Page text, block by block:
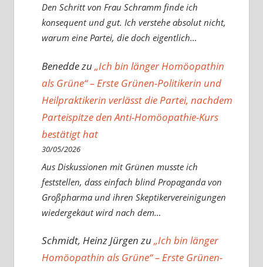
Den Schritt von Frau Schramm finde ich
konsequent und gut. Ich verstehe absolut nicht,
warum eine Partei, die doch eigentlich…
Beneddezu„Ich bin länger Homöopathin
als Grüne“ – Erste Grünen-Politikerin und
Heilpraktikerin verlässt die Partei, nachdem
Parteispitze den Anti-Homöopathie-Kurs
bestätigt hat
30/05/2026
Aus Diskussionen mit Grünen musste ich
feststellen, dass einfach blind Propaganda von
Großpharma und ihren Skeptikervereinigungen
wiedergekäut wird nach dem…
Schmidt, Heinz Jürgenzu„Ich bin länger
Homöopathin als Grüne“ – Erste Grünen-